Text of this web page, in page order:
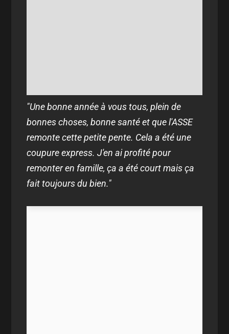
"Une bonne année à vous tous, plein de
bonnes choses, bonne santé et que l'ASSE
remonte cette petite pente. Cela a été une
coupure express. J'en ai profité pour
remonter en famille, ça a été court mais ça
fait toujours du bien."